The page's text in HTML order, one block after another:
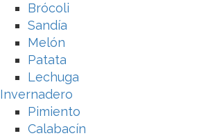
Brócoli
Sandía
Melón
Patata
Lechuga
Invernadero
Pimiento
Calabacín